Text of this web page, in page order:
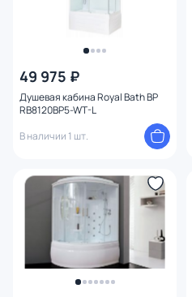
49 975 ₽
Душевая кабина Royal Bath BP
RB8120BP5-WT-L
В наличии 1 шт.